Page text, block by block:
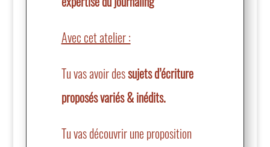
Avec cet atelier :
Tu vas avoir dessujets d’écriture
proposés variés & inédits.
Tu vas découvrir une proposition